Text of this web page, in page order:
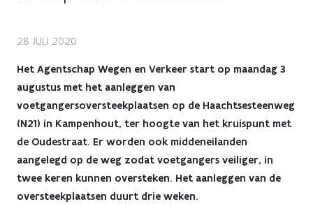
Aanleg
van
voetgangersoversteekplaatsen
op
Haachtsesteenweg
met
28 JULI 2020
Het Agentschap Wegen en Verkeer start op maandag 3
augustus met het aanleggen van
voetgangersoversteekplaatsen op de Haachtsesteenweg
(N21) in Kampenhout, ter hoogte van het kruispunt met
de Oudestraat. Er worden ook middeneilanden
aangelegd op de weg zodat voetgangers veiliger, in
twee keren kunnen oversteken. Het aanleggen van de
oversteekplaatsen duurt drie weken.